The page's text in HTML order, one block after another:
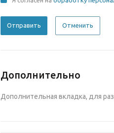
Отменить
Дополнительно
Дополнительная вкладка, для